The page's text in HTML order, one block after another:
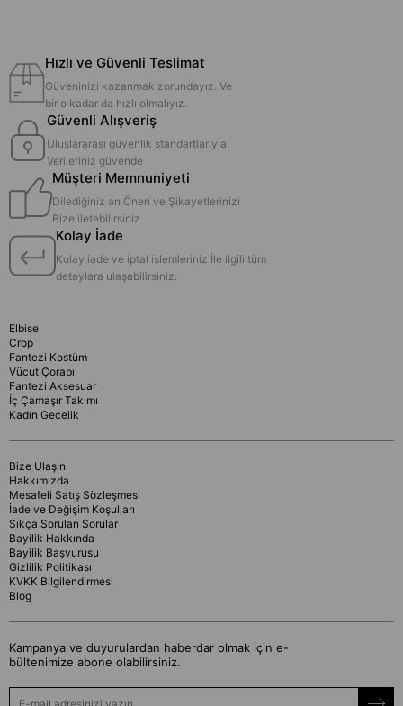
Hızlı ve Güvenli Teslimat
Güveninizi kazanmak zorundayız. Ve
bir o kadar da hızlı olmalıyız.
Güvenli Alışveriş
Uluslararası güvenlik standartlarıyla
Verileriniz güvende
Müşteri Memnuniyeti
Dilediğiniz an Öneri ve Şikayetlerinizi
Bize iletebilirsiniz
Kolay İade
Kolay iade ve iptal işlemleriniz İle ilgili tüm
detaylara ulaşabilirsiniz.
Elbise
Crop
Fantezi Kostüm
Vücut Çorabı
Fantezi Aksesuar
İç Çamaşır Takımı
Kadın Gecelik
Bize Ulaşın
Hakkımızda
Mesafeli Satış Sözleşmesi
İade ve Değişim Koşulları
Sıkça Sorulan Sorular
Bayilik Hakkında
Bayilik Başvurusu
Gizlilik Politikası
KVKK Bilgilendirmesi
Blog
Kampanya ve duyurulardan haberdar olmak için e-
bültenimize abone olabilirsiniz.